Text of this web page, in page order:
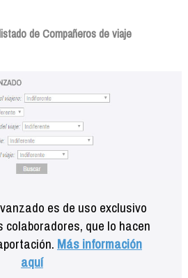
de Compañeros de viaje
es de uso exclusivo
que lo hacen
Más información
aquí